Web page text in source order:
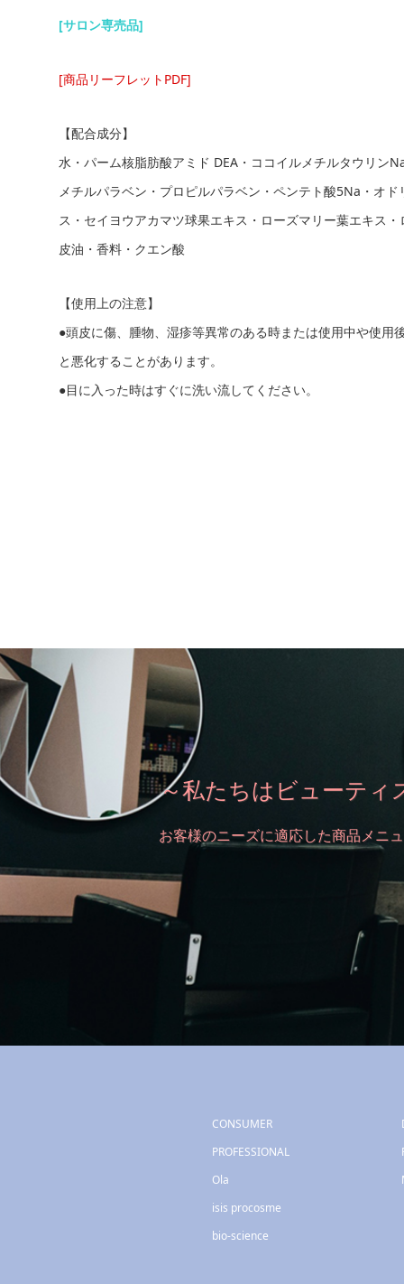
[サロン専売品]
[商品リーフレットPDF]
【配合成分】
水・パーム核脂肪酸アミド DEA・ココイルメチルタウリン
メチルパラベン・プロピルパラベン・ペンテト酸5Na・オ
ス・セイヨウアカマツ球果エキス・ローズマリー葉エキス
皮油・香料・クエン酸
【使用上の注意】
●頭皮に傷、腫物、湿疹等異常のある時または使用中や使
と悪化することがあります。
●目に入った時はすぐに洗い流してください。
～私たちはビューティ
お客様のニーズに適応した商品メニ
CONSUMER
PROFESSIONAL
Ola
isis procosme
bio-science